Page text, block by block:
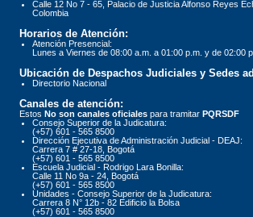
Calle 12 No 7 - 65, Palacio de Justicia Alfonso Reyes
Colombia
Horarios de Atención:
Atención Presencial:
Lunes a Viernes de 08:00 a.m. a 01:00 p.m. y de 02:00
Ubicación de Despachos Judiciales y Sedes
Directorio Nacional
Canales de atención:
Estos No son canales oficiales para tramitar PQRSDF
Consejo Superior de la Judicatura:
(+57) 601 - 565 8500
Dirección Ejecutiva de Administración Judicial - DEAJ:
Carrera 7 # 27-18, Bogotá
(+57) 601 - 565 8500
Escuela Judicial - Rodrigo Lara Bonilla:
Calle 11 No 9a - 24, Bogotá
(+57) 601 - 565 8500
Unidades - Consejo Superior de la Judicatura:
Carrera 8 N° 12b - 82 Edificio la Bolsa
(+57) 601 - 565 8500